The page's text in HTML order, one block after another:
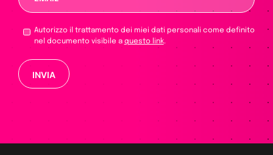
Autorizzo il trattamento dei miei dati personali come definito
nel documento visibile a questo link.
Si prega di lasciare vuoto questo campo.